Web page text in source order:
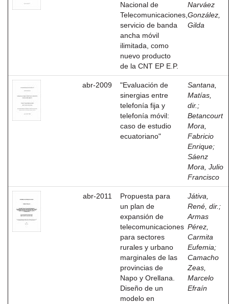
Nacional de
Telecomunicaciones,
servicio de banda
ancha móvil
ilimitada, como
nuevo producto
de la CNT EP E.P.
Narváez
González,
Gilda
abr-2009
"Evaluación de
sinergias entre
telefonía fija y
telefonía móvil:
caso de estudio
ecuatoriano"
Santana,
Matías,
dir. ;
Betancourt
Mora,
Fabricio
Enrique;
Sáenz
Mora, Julio
Francisco
abr-2011
Propuesta para
un plan de
expansión de
telecomunicaciones
para sectores
rurales y urbano
marginales de las
provincias de
Napo y Orellana.
Diseño de un
modelo en
Játiva,
René, dir. ;
Armas
Pérez,
Carmita
Eufemia;
Camacho
Zeas,
Marcelo
Efraín